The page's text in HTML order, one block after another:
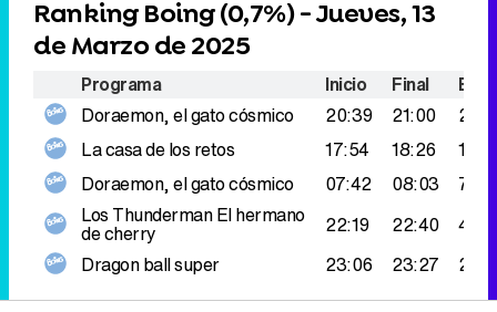
Ranking Boing (0,7%) - Jueves, 13
de Marzo de 2025
Programa Inicio Final
Doraemon, el gato cósmico
20:39 21:00
La casa de los retos
17:54 18:26
Doraemon, el gato cósmico
07:42 08:03
Los ThundermanEl hermano
de cherry 22:19 22:40
Dragon ball super
23:06 23:27